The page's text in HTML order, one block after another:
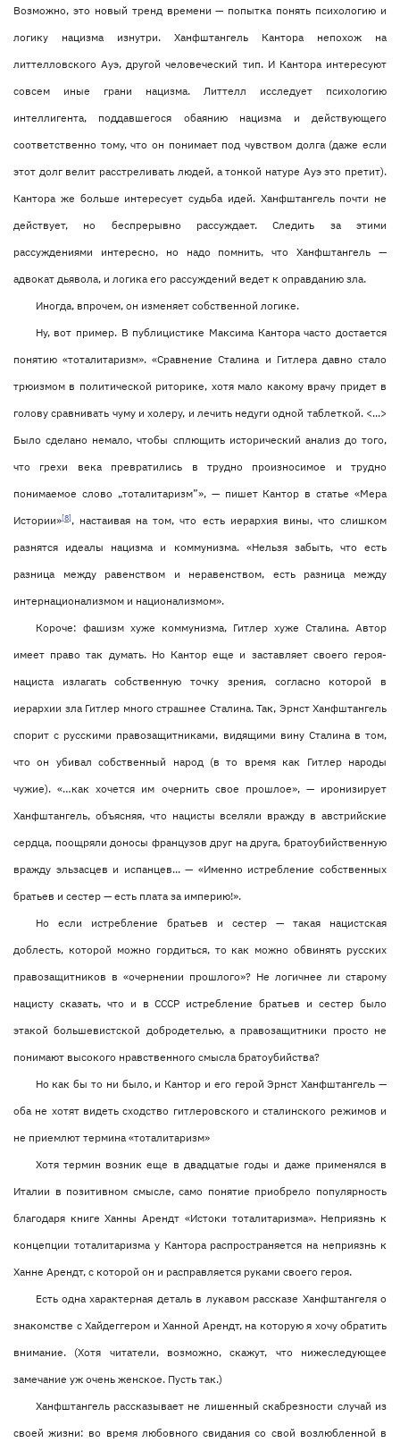
Возможно, это новый тренд времени — попытка понять психологию и
логику нацизма изнутри. Ханфштангель Кантора непохож на
литтелловского Ауэ, другой человеческий тип. И Кантора интересуют
совсем иные грани нацизма. Литтелл исследует психологию
интеллигента, поддавшегося обаянию нацизма и действующего
соответственно тому, что он понимает под чувством долга (даже если
этот долг велит расстреливать людей, а тонкой натуре Ауэ это претит).
Кантора же больше интересует судьба идей. Ханфштангель почти не
действует, но беспрерывно рассуждает. Следить за этими
рассуждениями интересно, но надо помнить, что Ханфштангель —
адвокат дьявола, и логика его рассуждений ведет к оправданию зла.
Иногда, впрочем, он изменяет собственной логике.
Ну, вот пример. В публицистике Максима Кантора часто достается
понятию «тоталитаризм». «Сравнение Сталина и Гитлера давно стало
трюизмом в политической риторике, хотя мало какому врачу придет в
голову сравнивать чуму и холеру, и лечить недуги одной таблеткой. <...>
Было сделано немало, чтобы сплющить исторический анализ до того,
что грехи века превратились в трудно произносимое и трудно
понимаемое слово „тоталитаризм”», — пишет Кантор в статье «Мера
Истории»[8], настаивая на том, что есть иерархия вины, что слишком
разнятся идеалы нацизма и коммунизма. «Нельзя забыть, что есть
разница между равенством и неравенством, есть разница между
интернационализмом и национализмом».
Короче: фашизм хуже коммунизма, Гитлер хуже Сталина. Автор
имеет право так думать. Но Кантор еще и заставляет своего героя-
нациста излагать собственную точку зрения, согласно которой в
иерархии зла Гитлер много страшнее Сталина. Так, Эрнст Ханфштангель
спорит с русскими правозащитниками, видящими вину Сталина в том,
что он убивал собственный народ (в то время как Гитлер народы
чужие). «…как хочется им очернить свое прошлое», — иронизирует
Ханфштангель, объясняя, что нацисты вселяли вражду в австрийские
сердца, поощряли доносы французов друг на друга, братоубийственную
вражду эльзасцев и испанцев... — «Именно истребление собственных
братьев и сестер — есть плата за империю!».
Но если истребление братьев и сестер — такая нацистская
доблесть, которой можно гордиться, то как можно обвинять русских
правозащитников в «очернении прошлого»? Не логичнее ли старому
нацисту сказать, что и в СССР истребление братьев и сестер было
этакой большевистской добродетелью, а правозащитники просто не
понимают высокого нравственного смысла братоубийства?
Но как бы то ни было, и Кантор и его герой Эрнст Ханфштангель —
оба не хотят видеть сходство гитлеровского и сталинского режимов и
не приемлют термина «тоталитаризм»
Хотя термин возник еще в двадцатые годы и даже применялся в
Италии в позитивном смысле, само понятие приобрело популярность
благодаря книге Ханны Арендт «Истоки тоталитаризма». Неприязнь к
концепции тоталитаризма у Кантора распространяется на неприязнь к
Ханне Арендт, с которой он и расправляется руками своего героя.
Есть одна характерная деталь в лукавом рассказе Ханфштангеля о
знакомстве с Хайдеггером и Ханной Арендт, на которую я хочу обратить
внимание. (Хотя читатели, возможно, скажут, что нижеследующее
замечание уж очень женское. Пусть так.)
Ханфштангель рассказывает не лишенный скабрезности случай из
своей жизни: во время любовного свидания со свой возлюбленной в